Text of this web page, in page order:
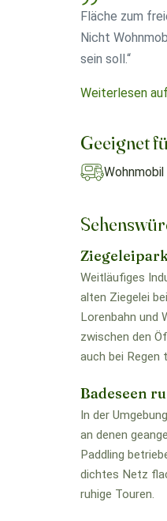
Fläche zum
Nicht
sein soll.“
Weiterlesen
Geeignet
Wohnmobil
Weitläufiges
alten Ziegelei
Lorenbahn und
zwischen den
auch bei Regen
Badeseen
In der
an denen
Paddling
dichtes Netz
ruhige Touren.